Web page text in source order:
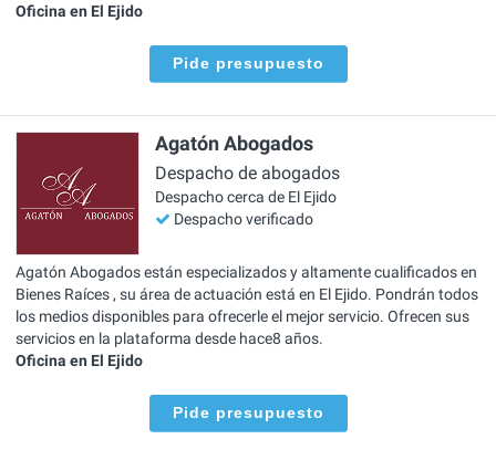
Oficina en El Ejido
Pide presupuesto
Agatón Abogados
Despacho de abogados
Despacho cerca de El Ejido
Despacho verificado
Agatón Abogados están especializados y altamente cualificados en
Bienes Raíces , su área de actuación está en El Ejido. Pondrán todos
los medios disponibles para ofrecerle el mejor servicio. Ofrecen sus
servicios en la plataforma desde hace8 años.
Oficina en El Ejido
Pide presupuesto